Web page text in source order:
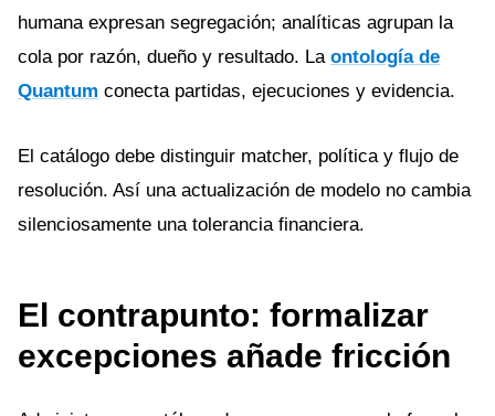
humana expresan segregación; analíticas agrupan la
cola por razón, dueño y resultado. La ontología de
Quantum conecta partidas, ejecuciones y evidencia.
El catálogo debe distinguir matcher, política y flujo de
resolución. Así una actualización de modelo no cambia
silenciosamente una tolerancia financiera.
El contrapunto: formalizar
excepciones añade fricción